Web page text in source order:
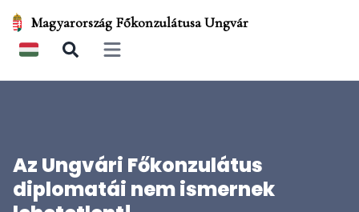
Magyarország Főkonzulátusa Ungvár
Open main menu
Az Ungvári Főkonzulátus
diplomatái nem ismernek